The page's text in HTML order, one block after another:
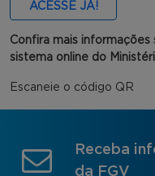
ACESSE JÁ!
Confira mais
sistema online do
Escaneie o código QR
Receba
da FGV